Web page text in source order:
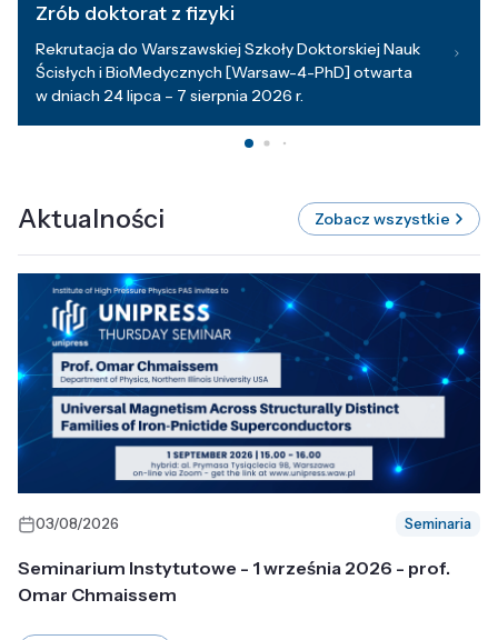
Zrób doktorat z fizyki
Rekrutacja do Warszawskiej Szkoły Doktorskiej Nauk
Ścisłych i BioMedycznych [Warsaw-4-PhD] otwarta
w dniach 24 lipca – 7 sierpnia 2026 r.
Aktualności Zobacz wszystkie
03/08/2026 Seminaria
Seminarium Instytutowe - 1 września 2026 - prof.
Omar Chmaissem